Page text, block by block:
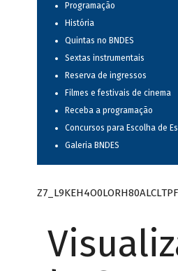
Programação
História
Quintas no BNDES
Sextas instrumentais
Reserva de ingressos
Filmes e festivais de cinema
Receba a programação
Concursos para Escolha de
Galeria BNDES